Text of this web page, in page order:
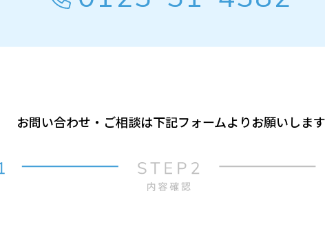
お問い合わせ・ご相談は下記フォームよりお願いします